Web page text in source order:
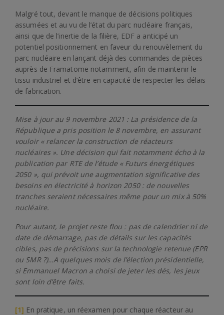
Malgré tout, devant le manque de décisions politiques
assumées et au vu de l’état du parc nucléaire français,
ainsi que de l’inertie de la filière, EDF a anticipé un
potentiel positionnement en faveur du renouvèlement du
parc nucléaire en lançant déjà des commandes de pièces
auprès de Framatome notamment, afin de maintenir le
tissu industriel et d’être en capacité de respecter les délais
de fabrication.
Mise à jour au 9 novembre 2021 : La présidence de la
République a pris position le 8 novembre, en assurant
vouloir « relancer la construction de réacteurs
nucléaires ». Une décision qui fait notamment écho à la
publication par RTE de l’étude « Futurs énergétiques
2050 », qui prévoit une augmentation significative des
besoins en électricité à horizon 2050 : de nouvelles
tranches seraient nécessaires même pour un mix à 50%
nucléaire.
Pour autant, le projet reste flou : pas de calendrier ni de
date de démarrage, pas de détails sur les capacités
cibles, pas de précisions sur la technologie retenue (EPR
ou SMR ?)…A quelques mois de l’élection présidentielle,
si Emmanuel Macron a choisi de jeter les dés, les jeux
sont loin d’être faits.
[1] En pratique, un réexamen pour chaque réacteur au